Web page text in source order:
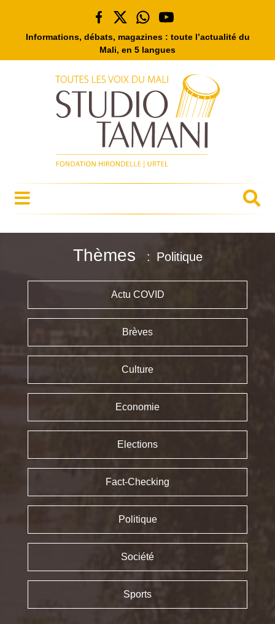
Informations, débats, magazines : toute l’actualité du
Mali, en 5 langues
Thèmes Politique
Actu COVID
Brèves
Culture
Economie
Elections
Fact-Checking
Politique
Société
Sports